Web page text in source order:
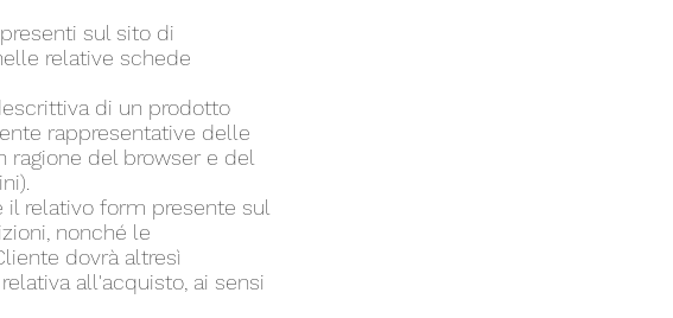
sul sito di
relative schede
di un prodotto
rappresentative delle
ragione del browser e del
il relativo form presente sul
nonché le
dovrà altresì
all'acquisto, ai sensi